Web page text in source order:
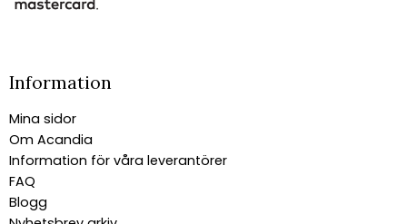
Information
Mina sidor
Om Acandia
Information för våra leverantörer
FAQ
Blogg